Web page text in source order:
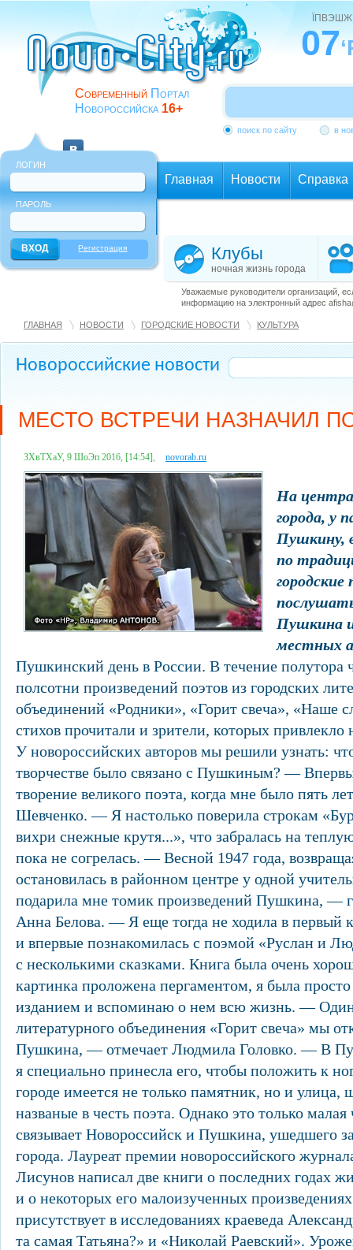
Современный Портал
Новороссийска 16+
07
поиск по сайту в
ЛОГИН
ПАРОЛЬ
Регистрация
Главная Новости Справка
Клубы
ночная жизнь города
Уважаемые руководители организаций,
информацию на электронный адрес
ГЛАВНАЯ НОВОСТИ ГОРОДСКИЕ НОВОСТИ КУЛЬТУРА
Новороссийские новости
МЕСТО ВСТРЕЧИ НАЗНАЧИЛ
ЗХвТХаУ, 9 ШоЭп 2016, [14:54], novorab.ru
На
города, у
Пушкину,
по
Пушкина и
местных
Пушкинский день в России. В течение полутора
полсотни произведений поэтов из городских
объединений «Родники», «Горит свеча», «Наше
стихов прочитали и зрители, которых привлекло
У новороссийских авторов мы решили узнать:
творчестве было связано с Пушкиным? —
творение великого поэта, когда мне было пять
Шевченко. — Я настолько поверила строкам
вихри снежные крутя...», что забралась на
пока не согрелась. — Весной 1947 года,
остановилась в районном центре у одной
подарила мне томик произведений Пушкина, —
Анна Белова. — Я еще тогда не ходила в первый
и впервые познакомилась с поэмой «Руслан и
с несколькими сказками. Книга была очень
картинка проложена пергаментом, я была
изданием и вспоминаю о нем всю жизнь. — Один
литературного объединения «Горит свеча» мы
Пушкина, — отмечает Людмила Головко. — В
я специально принесла его, чтобы положить к
городе имеется не только памятник, но и улица,
названые в честь поэта. Однако это только малая
связывает Новороссийск и Пушкина, ушедшего
города. Лауреат премии новороссийского
Лисунов написал две книги о последних годах
и о некоторых его малоизученных
присутствует в исследованиях краеведа
та самая Татьяна?» и «Николай Раевский».